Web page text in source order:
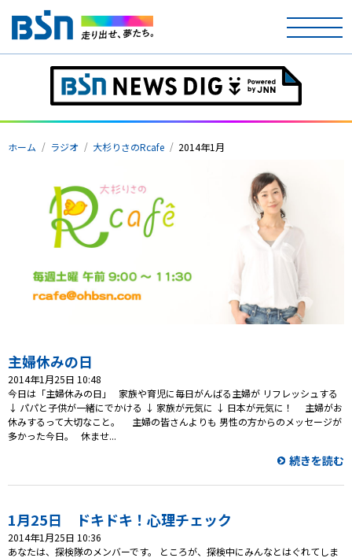
ホーム
テレビ
ラジオ
アナウンサー
イベント
ニュース
プレゼント
コンテンツ・アプリ
キッズ
ケンジュ 愛の募金
会社概要・ビジョン
お問い合わせ
ホーム ラジオ 大杉りさのRcafe 2014年1月
主婦休みの日
2014年1月25日 10:48
今日は「主婦休みの日」 家族や育児に毎日がんばる主婦が リフレッシュする
↓ パパと子供が一緒にでかける ↓ 家族が元気に ↓ 日本が元気に！ 主婦がお
休みするって大切なこと。 主婦の皆さんよりも 男性の方からのメッセージが
多かった今日。 休ませ...
続きを読む
1月25日 ドキドキ！心理チェック
2014年1月25日 10:36
あなたは、探検隊のメンバーです。 ところが、探検中にみんなとはぐれてしま